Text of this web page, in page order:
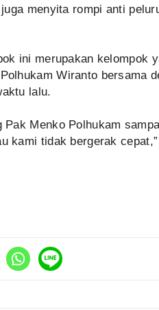
menyita rompi anti
ini merupakan kelompok
Wiranto bersama
lalu.
Pak Menko Polhukam
kami tidak bergerak